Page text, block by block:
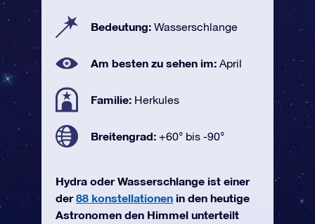
Bedeutung: Wasserschlange
Am besten zu sehen im: April
Familie: Herkules
Breitengrad: +60° bis -90°
Hydra oder Wasserschlange ist einer
der88 konstellationen in den heutige
Astronomen den Himmel unterteilt